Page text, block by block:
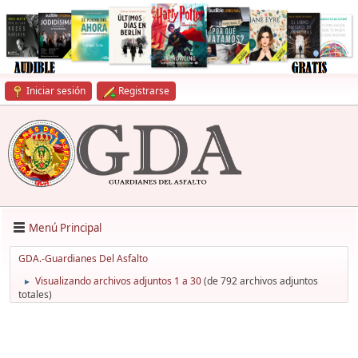
Iniciar sesión Registrarse
Menú Principal
GDA.-Guardianes Del Asfalto
► Visualizando archivos adjuntos 1 a 30(de 792 archivos adjuntos
totales)